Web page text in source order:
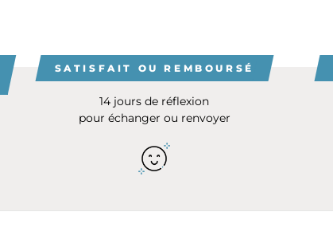
SATISFAIT OU REMBOURSÉ
14 jours de réflexion
pour échanger ou renvoyer